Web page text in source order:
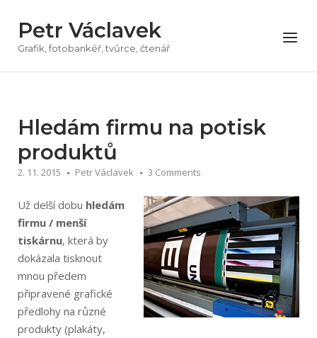
obsah
Petr Václavek
Grafik, fotobankéř, tvůrce, čtenář
Menu
Hledám firmu na potisk
produktů
2. 11. 2015 Petr Václavek 3 Comments
Už delší dobu hledám
firmu / menší
tiskárnu, která by
dokázala tisknout
mnou předem
připravené grafické
předlohy na různé
produkty (plakáty,